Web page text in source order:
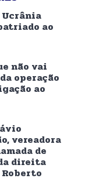
Ucrânia
ao
não vai
operação
ao
vereadora
de
direita